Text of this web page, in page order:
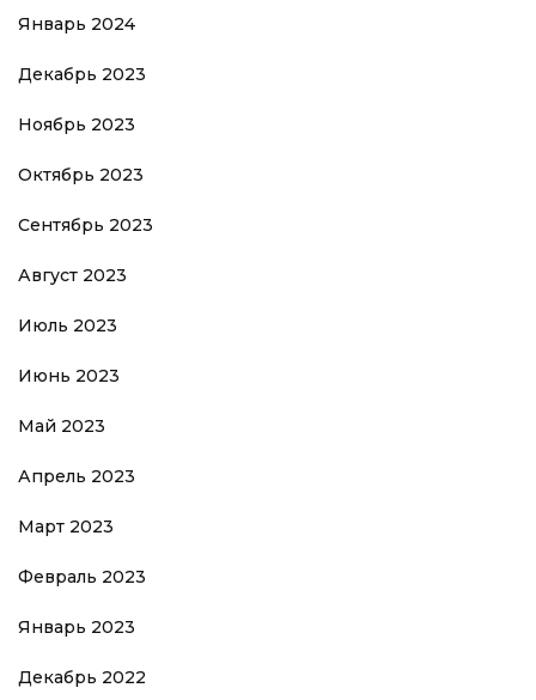
Январь 2024
Декабрь 2023
Ноябрь 2023
Октябрь 2023
Сентябрь 2023
Август 2023
Июль 2023
Июнь 2023
Май 2023
Апрель 2023
Март 2023
Февраль 2023
Январь 2023
Декабрь 2022